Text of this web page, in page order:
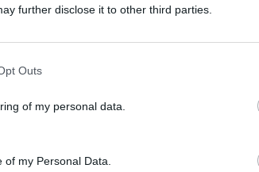
further disclose it to other third parties.
Outs
of my personal data.
my Personal Data.
a pět čokolád. Aby pak zřejmě osvěžil
uschoval dvě stavebnice lega a tři
vyčíslena na 17 tisíc korun,“